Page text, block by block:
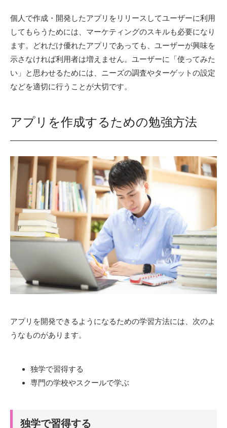
個人で作成・開発したアプリをリリースしてユーザーに利用
してもらうためには、マーケティングのスキルも必要になり
ます。どれだけ優れたアプリであっても、ユーザーが興味を
示さなければ利用者は増えません。ユーザーに「使ってみた
い」と思わせるためには、ニーズの調査やターゲットの設定
などを適切に行うことが大切です。
アプリを作成するための勉強方法
アプリを開発できるようになるための学習方法には、次のよ
うなものがあります。
独学で習得する
専門の学校やスクールで学ぶ
独学で習得する